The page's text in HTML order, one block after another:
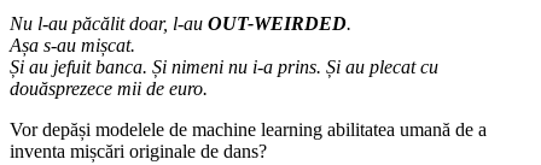
Nu l-au păcălit doar, l-au OUT-WEIRDED.
Așa s-au mișcat.
Și au jefuit banca. Și nimeni nu i-a prins. Și au plecat cu
douăsprezece mii de euro.
Vor depăși modelele de machine learning abilitatea umană de a
inventa mișcări originale de dans?